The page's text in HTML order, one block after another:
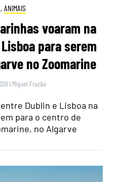
, ANIMAIS
voaram na
para serem
no Zoomarine
| Miguel Frazão
Dublin e Lisboa na
para o centro de
no Algarve